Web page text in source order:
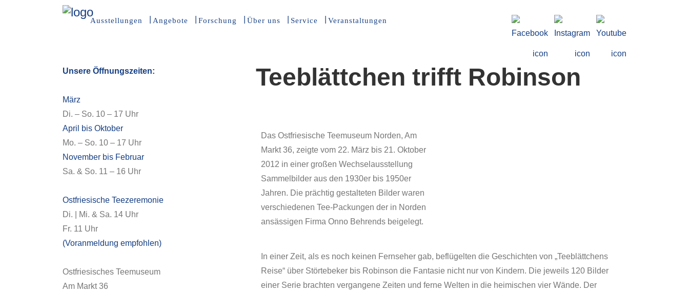
Ausstellungen Angebote Forschung Über uns Service Veranstaltungen
Teeblättchen trifft Robinson
Das Ostfriesische Teemuseum Norden, Am
Markt 36, zeigte vom 22. März bis 21. Oktober
2012 in einer großen Wechselausstellung
Sammelbilder aus den 1930er bis 1950er
Jahren. Die prächtig gestalteten Bilder waren
verschiedenen Tee-Packungen der in Norden
ansässigen Firma Onno Behrends beigelegt.
In einer Zeit, als es noch keinen Fernseher gab, beflügelten die Geschichten von „Teeblättchens
Reise“ über Störtebeker bis Robinson die Fantasie nicht nur von Kindern. Die jeweils 120 Bilder
einer Serie brachten vergangene Zeiten und ferne Welten in die heimischen vier Wände. Der
Unsere Öffnungszeiten:
März
Di. – So. 10 – 17 Uhr
April bis Oktober
Mo. – So. 10 – 17 Uhr
November bis Februar
Sa. & So. 11 – 16 Uhr
Ostfriesische Teezeremonie
Di. | Mi. & Sa. 14 Uhr
Fr. 11 Uhr
(Voranmeldung empfohlen)
Ostfriesisches Teemuseum
Am Markt 36